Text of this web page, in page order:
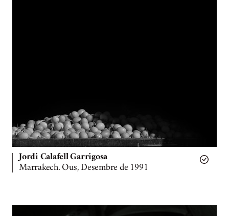
Jordi Calafell Garrigosa
Marrakech. Ous, Desembre de 1991